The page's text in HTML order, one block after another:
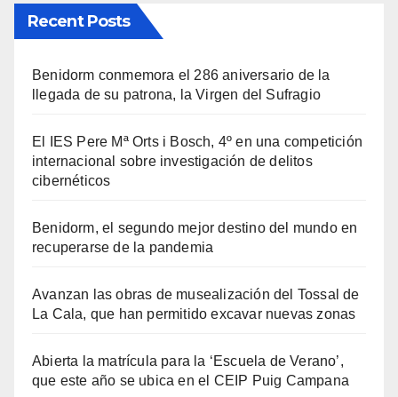
Recent Posts
Benidorm conmemora el 286 aniversario de la
llegada de su patrona, la Virgen del Sufragio
El IES Pere Mª Orts i Bosch, 4º en una competición
internacional sobre investigación de delitos
cibernéticos
Benidorm, el segundo mejor destino del mundo en
recuperarse de la pandemia
Avanzan las obras de musealización del Tossal de
La Cala, que han permitido excavar nuevas zonas
Abierta la matrícula para la ‘Escuela de Verano’,
que este año se ubica en el CEIP Puig Campana